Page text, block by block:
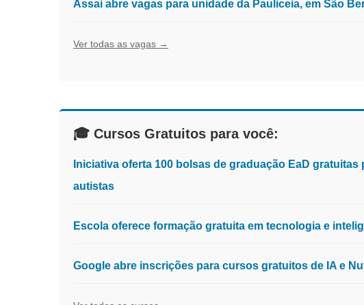
Assaí abre vagas para unidade da Pauliceia, em São
Ver todas as vagas →
🎓 Cursos Gratuitos para você:
Iniciativa oferta 100 bolsas de graduação EaD
autistas
Escola oferece formação gratuita em tecnologia e
Google abre inscrições para cursos gratuitos de IA e